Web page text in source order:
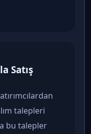
Satış
talepleri
bu talepler